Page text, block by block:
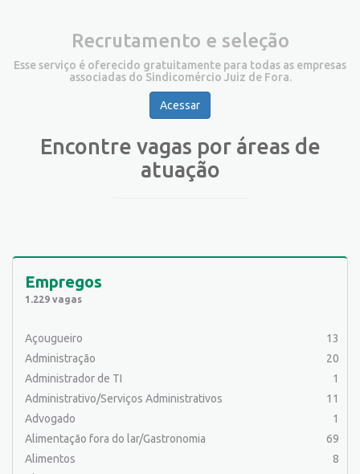
Recrutamento e seleção
Esse serviço é oferecido gratuitamente para todas as empresas
associadas do Sindicomércio Juiz de Fora.
Acessar
Encontre vagas por áreas de
atuação
Empregos
1.229 vagas
Açougueiro
13
Administração
20
Administrador de TI
1
Administrativo/Serviços Administrativos
11
Advogado
1
Alimentação fora do lar/Gastronomia
69
Alimentos
8